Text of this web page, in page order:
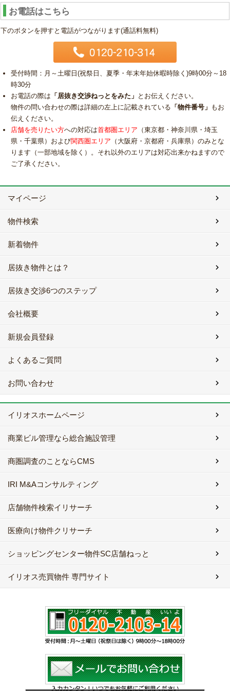
お電話はこちら
下のボタンを押すと電話がつながります(通話料無料)
受付時間：月～土曜日(祝祭日、夏季・年末年始休暇時除く)9時00分～18
時30分
お電話の際は 「居抜き交渉ねっとをみた」 とお伝えください。
物件の問い合わせの際は詳細の左上に記載されている 「物件番号」 もお
伝えください。
店舗を売りたい方への対応は首都圏エリア （東京都・神奈川県・埼玉
県・千葉県）および関西圏エリア （大阪府・京都府・兵庫県）のみとな
ります（一部地域を除く）。それ以外のエリアは対応出来かねますので
ご了承ください。
マイページ
物件検索
新着物件
居抜き物件とは？
居抜き交渉6つのステップ
会社概要
新規会員登録
よくあるご質問
お問い合わせ
イリオスホームページ
商業ビル管理なら総合施設管理
商圏調査のことならCMS
IRI M&Aコンサルティング
店舗物件検索イリサーチ
医療向け物件クリサーチ
ショッピングセンター物件SC店舗ねっと
イリオス売買物件 専門サイト